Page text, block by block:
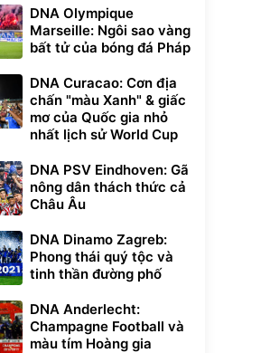
DNA Olympique
Marseille: Ngôi sao vàng
bất tử của bóng đá Pháp
DNA Curacao: Cơn địa
chấn "màu Xanh" & giấc
mơ của Quốc gia nhỏ
nhất lịch sử World Cup
DNA PSV Eindhoven: Gã
nông dân thách thức cả
Châu Âu
DNA Dinamo Zagreb:
Phong thái quý tộc và
tinh thần đường phố
DNA Anderlecht:
Champagne Football và
màu tím Hoàng gia